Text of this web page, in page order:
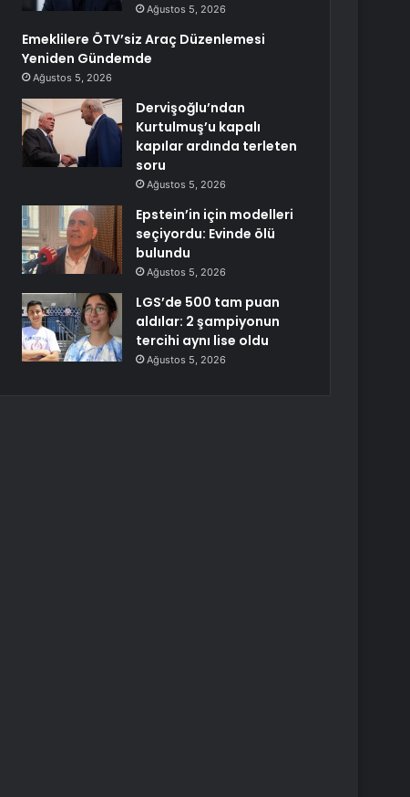
Ağustos 5, 2026
Emeklilere ÖTV’siz Araç Düzenlemesi
Yeniden Gündemde
Ağustos 5, 2026
Dervişoğlu’ndan
Kurtulmuş’u kapalı
kapılar ardında terleten
soru
Ağustos 5, 2026
Epstein’in için modelleri
seçiyordu: Evinde ölü
bulundu
Ağustos 5, 2026
LGS’de 500 tam puan
aldılar: 2 şampiyonun
tercihi aynı lise oldu
Ağustos 5, 2026